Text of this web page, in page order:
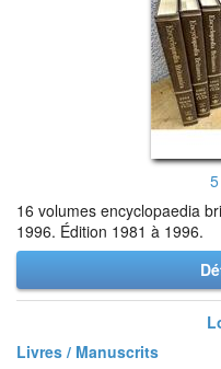
16 volumes encyclopaedia
1996. Édition 1981 à 1996.
Livres / Manuscrits